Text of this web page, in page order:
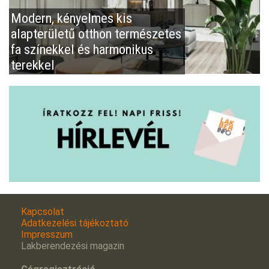
Modern, kényelmes kis
alapterületű otthon természetes
fa színekkel és harmonikus
terekkel
Kapcsolat
Adatkezelési tájékoztató
Impresszum
Lakberendezési magazin